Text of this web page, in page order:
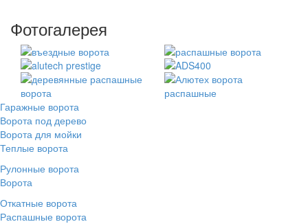
Фотогалерея
Гаражные ворота
Ворота под дерево
Ворота для мойки
Теплые ворота
Рулонные ворота
Ворота
Откатные ворота
Распашные ворота